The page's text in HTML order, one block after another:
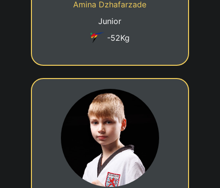
Amina Dzhafarzade
Junior
-52Kg
6eme KUP
Date de naissance
08/02/2016
Cadre jeune talent